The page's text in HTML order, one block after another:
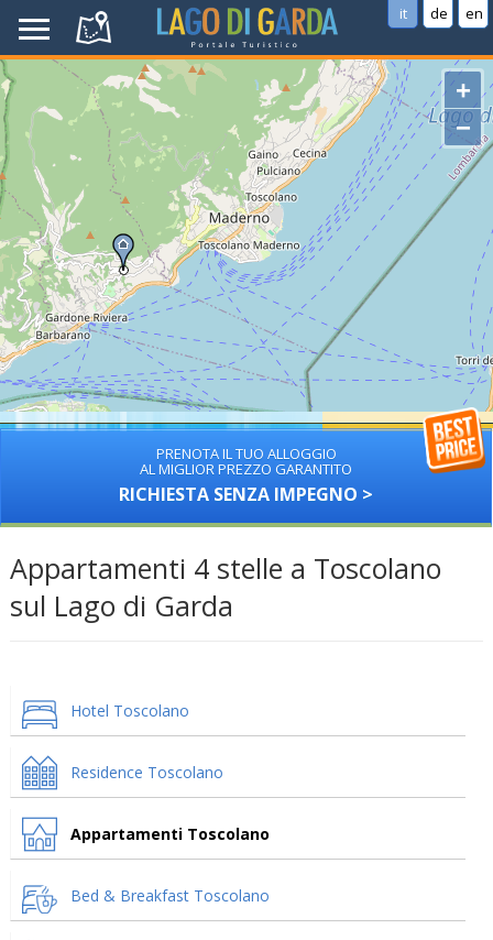
it de en
+
−
PRENOTA IL TUO ALLOGGIO
AL MIGLIOR PREZZO GARANTITO
RICHIESTA SENZA IMPEGNO >
Appartamenti 4 stelle a Toscolano
sul Lago di Garda
Hotel Toscolano
Residence Toscolano
Appartamenti Toscolano
Bed & Breakfast Toscolano